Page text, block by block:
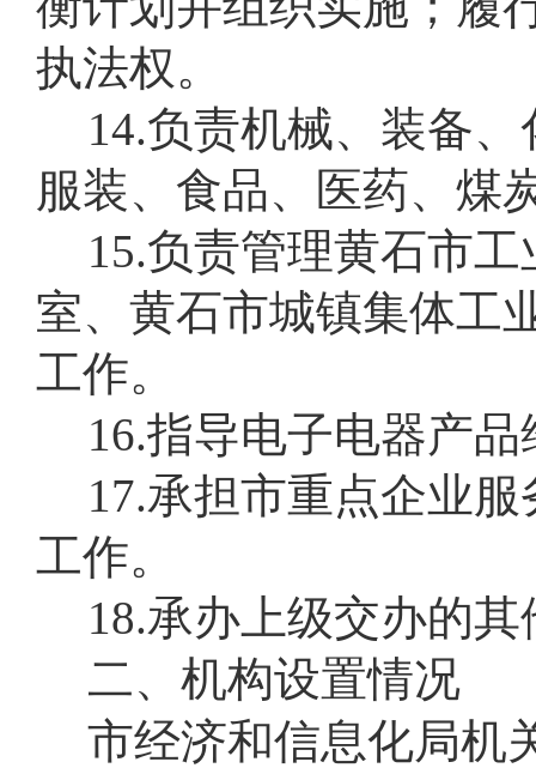
执法权。
14.负责机械、装备
服装、食品、医药、煤
15.负责管理黄石市
室、黄石市城镇集体工
工作。
16.指导电子电器产
17.承担市重点企业
工作。
18.承办上级交办的
二、机构设置情况
市经济和信息化局机